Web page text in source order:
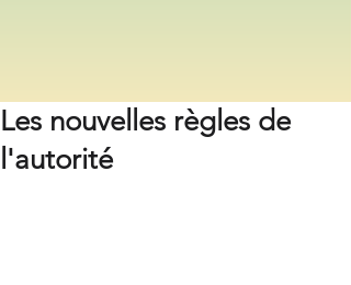
Les nouvelles règles de
l'autorité